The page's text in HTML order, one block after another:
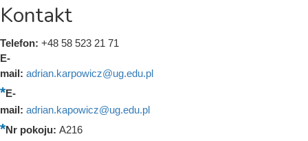
Kontakt
Telefon: +48 58 523 21 71
E-
mail: adrian.karpowicz@ug.edu.pl
E-
mail: adrian.kapowicz@ug.edu.pl
Nr pokoju: A216